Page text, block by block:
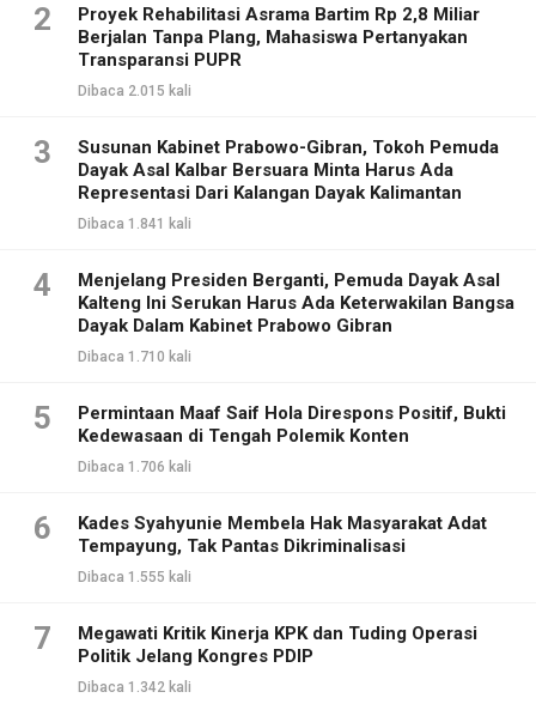
2
Proyek Rehabilitasi Asrama Bartim Rp 2,8 Miliar
Berjalan Tanpa Plang, Mahasiswa Pertanyakan
Transparansi PUPR
Dibaca 2.015 kali
3
Susunan Kabinet Prabowo-Gibran, Tokoh Pemuda
Dayak Asal Kalbar Bersuara Minta Harus Ada
Representasi Dari Kalangan Dayak Kalimantan
Dibaca 1.841 kali
4
Menjelang Presiden Berganti, Pemuda Dayak Asal
Kalteng Ini Serukan Harus Ada Keterwakilan Bangsa
Dayak Dalam Kabinet Prabowo Gibran
Dibaca 1.710 kali
5
Permintaan Maaf Saif Hola Direspons Positif, Bukti
Kedewasaan di Tengah Polemik Konten
Dibaca 1.706 kali
6
Kades Syahyunie Membela Hak Masyarakat Adat
Tempayung, Tak Pantas Dikriminalisasi
Dibaca 1.555 kali
7
Megawati Kritik Kinerja KPK dan Tuding Operasi
Politik Jelang Kongres PDIP
Dibaca 1.342 kali